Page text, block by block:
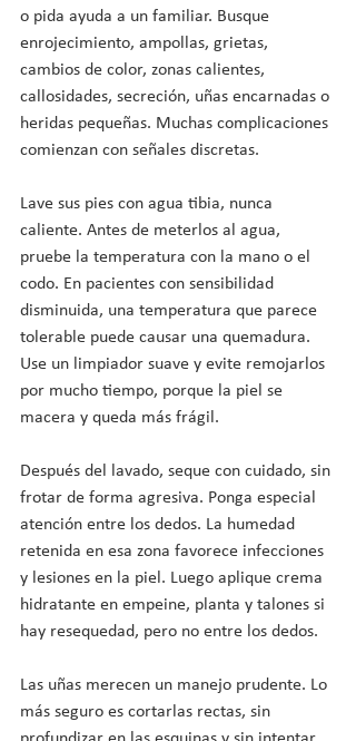
o pida ayuda a un familiar. Busque
enrojecimiento, ampollas, grietas,
cambios de color, zonas calientes,
callosidades, secreción, uñas encarnadas o
heridas pequeñas. Muchas complicaciones
comienzan con señales discretas.
Lave sus pies con agua tibia, nunca
caliente. Antes de meterlos al agua,
pruebe la temperatura con la mano o el
codo. En pacientes con sensibilidad
disminuida, una temperatura que parece
tolerable puede causar una quemadura.
Use un limpiador suave y evite remojarlos
por mucho tiempo, porque la piel se
macera y queda más frágil.
Después del lavado, seque con cuidado, sin
frotar de forma agresiva. Ponga especial
atención entre los dedos. La humedad
retenida en esa zona favorece infecciones
y lesiones en la piel. Luego aplique crema
hidratante en empeine, planta y talones si
hay resequedad, pero no entre los dedos.
Las uñas merecen un manejo prudente. Lo
más seguro es cortarlas rectas, sin